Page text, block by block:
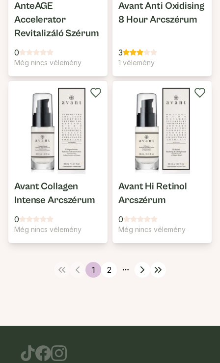
AnteAGE
Accelerator
Revitalizáló Szérum
0
Még nincs vélemény
Avant Anti Oxidising
8 Hour Arcszérum
3
1 vélemény
Avant Collagen
Intense Arcszérum
0
Még nincs vélemény
Avant Hi Retinol
Arcszérum
0
Még nincs vélemény
1 2
More pages